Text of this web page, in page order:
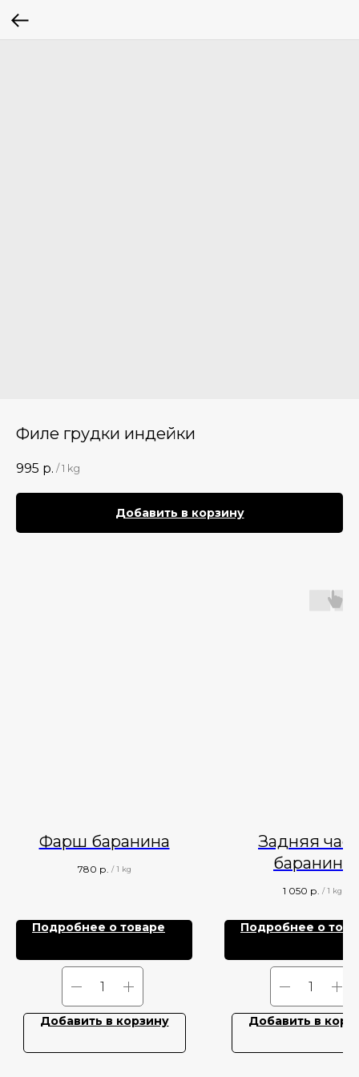
Филе грудки индейки
995 р. / 1 kg
Добавить в корзину
Фарш баранина
780 р. / 1 kg
Подробнее о товаре
Добавить в корзину
Задняя
баранина
1 050 р. / 1 kg
Подробнее о
Добавить в